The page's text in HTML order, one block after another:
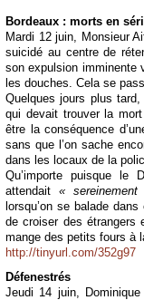
Bordeaux : morts en
Mardi 12 juin, Monsieur
suicidé au centre de
son expulsion imminente
les douches. Cela se
Quelques jours plus
qui devait trouver la
être la conséquence
sans que l’on sache
dans les locaux de la
Qu’importe puisque le
attendait«
lorsqu’on se balade
de croiser des étrangers
mange des petits fours à
http://tinyurl.com/352g97
Défenestrés
Jeudi 14 juin,